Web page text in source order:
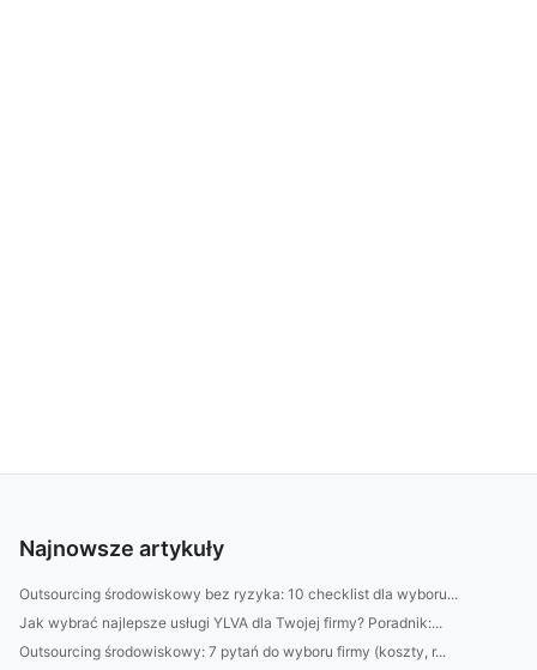
Najnowsze artykuły
Outsourcing środowiskowy bez ryzyka: 10 checklist dla wyboru...
Jak wybrać najlepsze usługi YLVA dla Twojej firmy? Poradnik:...
Outsourcing środowiskowy: 7 pytań do wyboru firmy (koszty, r...